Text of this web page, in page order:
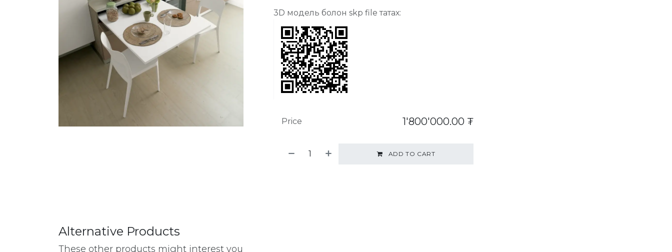
3D модель болон skp file татах:
ADD TO CART
Price 1'800'000.00 ₮
Alternative Products
These other products might interest you